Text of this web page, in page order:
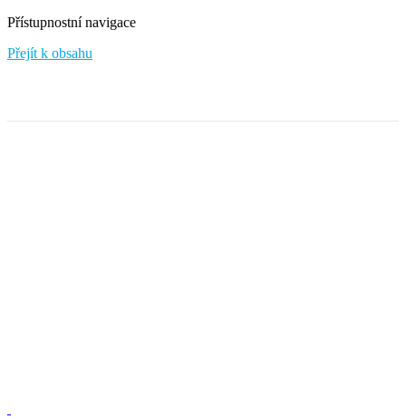
Přístupnostní navigace
Přejít k obsahu